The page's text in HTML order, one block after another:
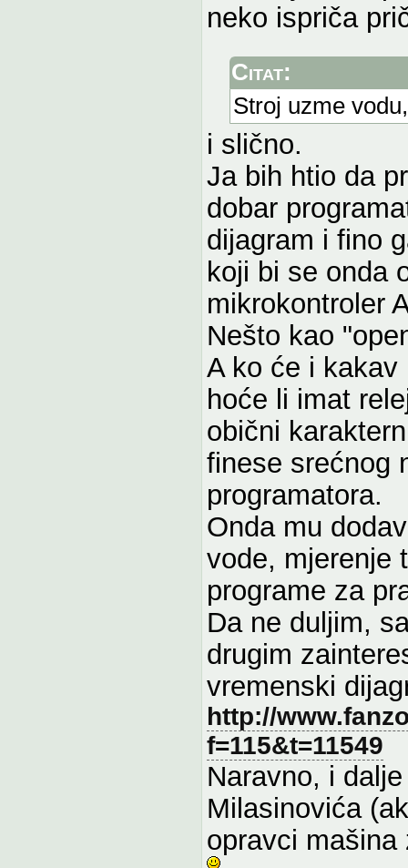
neko ispriča
Citat:
Stroj uzme
i slično.
Ja bih htio da
dobar
dijagram i fino
koji bi se onda
mikrokontroler
Nešto kao
A ko će i kakav
hoće li imat
obični
finese srećnog
programatora.
Onda mu
vode, mjerenje
programe za
Da ne duljim,
drugim
vremenski
http://
f=115&t=11549
Naravno, i
Milasinovića
opravci